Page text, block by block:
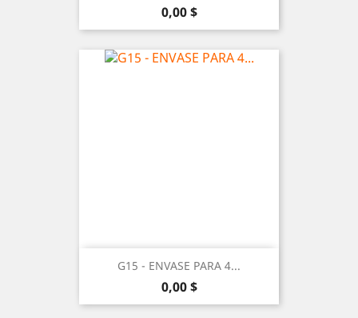
Precio
0,00 $
G15 - ENVASE PARA 4...
Precio
0,00 $